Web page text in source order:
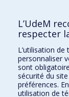
Qui fait quoi?
Nous trouver
Plan du site
Accessibilité
L’UdeM
respecter
L’utilisation
personnaliser
sont
sécurité du
préférences.
utilisation de